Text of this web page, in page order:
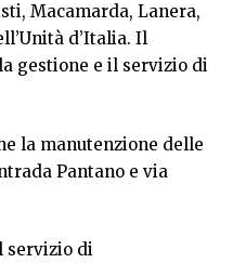
Macamarda, Lanera,
d’Italia. Il
gestione e il servizio di
la manutenzione delle
Pantano e via
servizio di